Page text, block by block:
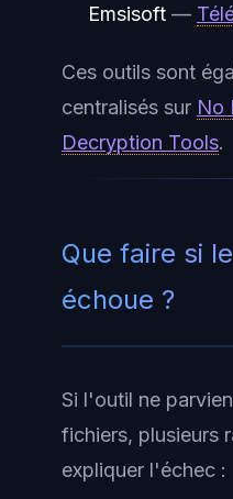
Emsisoft —
Ces outils sont
centralisés sur No
Decryption Tools.
Que faire si
échoue ?
Si l'outil ne
fichiers, plusieurs
expliquer l'échec :